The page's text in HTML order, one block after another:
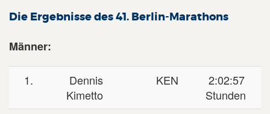
Die Ergebnisse des 41. Berlin-Marathons
Männer:
1.
Dennis
Kimetto
KEN
2:02:57
Stunden